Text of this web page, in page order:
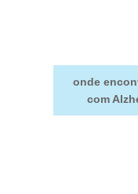
onde
com